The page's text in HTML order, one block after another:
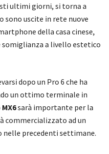
ultimi giorni, si torna a
sono uscite in rete nuove
della casa cinese,
a livello estetico
dopo un Pro 6 che ha
un ottimo terminale in
MX6sarà importante per la
commercializzato ad un
precedenti settimane.